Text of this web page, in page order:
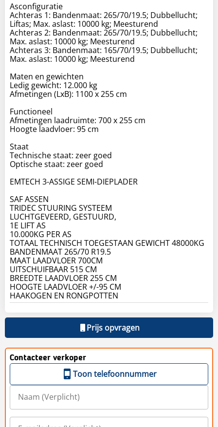
Asconfiguratie
Achteras 1: Bandenmaat: 265/70/19.5; Dubbellucht;
Liftas; Max. aslast: 10000 kg; Meesturend
Achteras 2: Bandenmaat: 265/70/19.5; Dubbellucht;
Max. aslast: 10000 kg; Meesturend
Achteras 3: Bandenmaat: 165/70/19.5; Dubbellucht;
Max. aslast: 10000 kg; Meesturend
Maten en gewichten
Ledig gewicht: 12.000 kg
Afmetingen (LxB): 1100 x 255 cm
Functioneel
Afmetingen laadruimte: 700 x 255 cm
Hoogte laadvloer: 95 cm
Staat
Technische staat: zeer goed
Optische staat: zeer goed
EMTECH 3-ASSIGE SEMI-DIEPLADER
SAF ASSEN
TRIDEC STUURING SYSTEEM
LUCHTGEVEERD, GESTUURD,
1E LIFT AS
10.000KG PER AS
TOTAAL TECHNISCH TOEGESTAAN GEWICHT 48000KG
BANDENMAAT 265/70 R19.5
MAAT LAADVLOER 700CM
UITSCHUIFBAAR 515 CM
BREEDTE LAADVLOER 255 CM
HOOGTE LAADVLOER +/-95 CM
HAAKOGEN EN RONGPOTTEN
Prijs opvragen
Contacteer verkoper
Toon telefoonnummer